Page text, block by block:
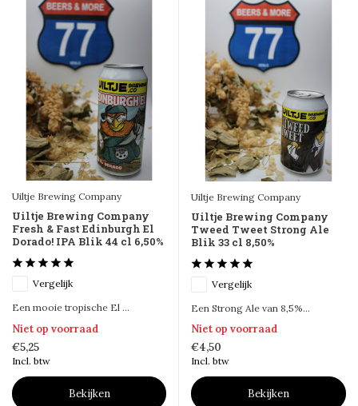
Uiltje Brewing Company
Uiltje Brewing Company
Fresh & Fast Edinburgh El
Dorado! IPA Blik 44 cl 6,50%
Vergelijk
Een mooie tropische El ...
Niet op voorraad
€5,25
Incl. btw
Bekijken
Uiltje Brewing Company
Uiltje Brewing Company
Tweed Tweet Strong Ale
Blik 33 cl 8,50%
Vergelijk
Een Strong Ale van 8,5%...
Niet op voorraad
€4,50
Incl. btw
Bekijken